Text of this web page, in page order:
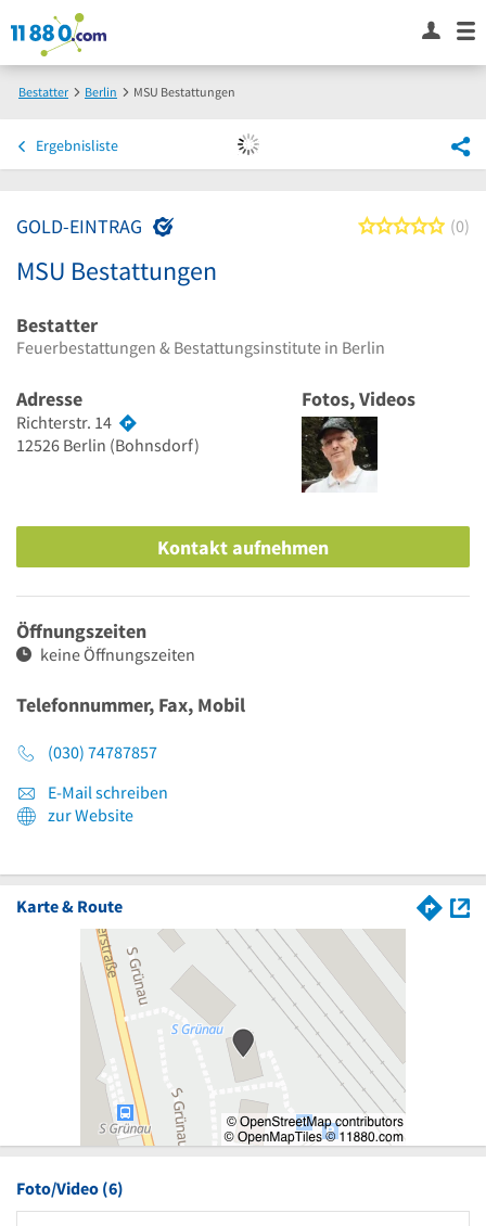
Bestatter Berlin MSU Bestattungen
Ergebnisliste
GOLD-EINTRAG 00
MSU Bestattungen
Bestatter
Feuerbestattungen & Bestattungsinstitute in Berlin
Adresse
Richterstr. 14
12526 Berlin (Bohnsdorf)
Fotos, Videos
Kontakt aufnehmen
Öffnungszeiten
keine Öffnungszeiten
Telefonnummer, Fax, Mobil
(030) 74787857
E-Mail schreiben
zur Website
Karte & Route
Foto/Video (6)